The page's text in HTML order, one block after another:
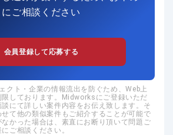
にご相談ください
会員登録して応募する
クト・企業の情報流出を防ぐため、Web上
限しております。Midworksにご登録いただ
にて詳しい案件内容をお伝え致します。そ
て他の類似案件もご紹介することが可能で
かった場合は、素直にお断り頂いて問題ご
ご相談ください。